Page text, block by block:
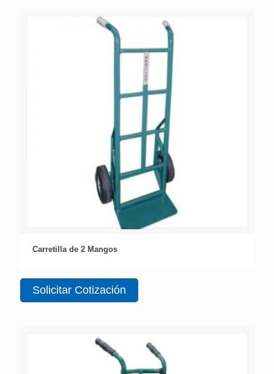
Carretilla de 2 Mangos
Solicitar Cotización